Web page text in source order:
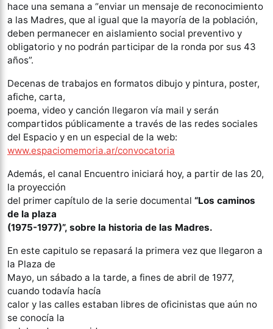
hace una semana a “enviar un mensaje de reconocimiento
a las Madres, que al igual que la mayoría de la población,
deben permanecer en aislamiento social preventivo y
obligatorio y no podrán participar de la ronda por sus 43
años”.
Decenas de trabajos en formatos dibujo y pintura, poster,
afiche, carta,
poema, video y canción llegaron vía mail y serán
compartidos públicamente a través de las redes sociales
del Espacio y en un especial de la web:
www.espaciomemoria.ar/convocatoria
Además, el canal Encuentro iniciará hoy, a partir de las 20,
la proyección
del primer capítulo de la serie documental “Los caminos
de la plaza
(1975-1977)”, sobre la historia de las Madres.
En este capitulo se repasará la primera vez que llegaron a
la Plaza de
Mayo, un sábado a la tarde, a fines de abril de 1977,
cuando todavía hacía
calor y las calles estaban libres de oficinistas que aún no
se conocía la